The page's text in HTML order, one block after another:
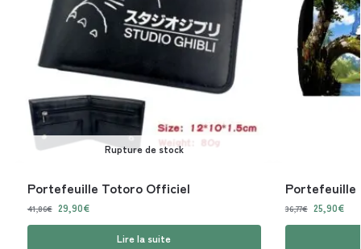
Rupture de stock
Portefeuille Totoro Officiel
41,86€ 29,90€
Lire la suite
Portefeuille
36,77€ 25,90€